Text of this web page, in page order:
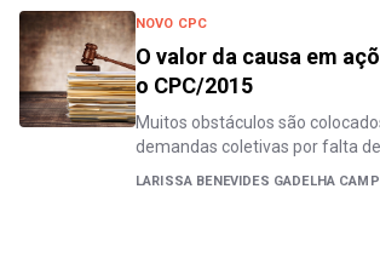
NOVO CPC
O valor da causa em
o CPC/2015
Muitos obstáculos são
demandas coletivas por falta
LARISSA BENEVIDES GADELHA